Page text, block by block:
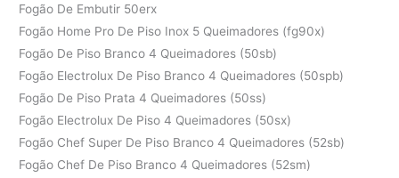
Fogão De Embutir 50erx
Fogão Home Pro De Piso Inox 5 Queimadores (fg90x)
Fogão De Piso Branco 4 Queimadores (50sb)
Fogão Electrolux De Piso Branco 4 Queimadores (50spb)
Fogão De Piso Prata 4 Queimadores (50ss)
Fogão Electrolux De Piso 4 Queimadores (50sx)
Fogão Chef Super De Piso Branco 4 Queimadores (52sb)
Fogão Chef De Piso Branco 4 Queimadores (52sm)